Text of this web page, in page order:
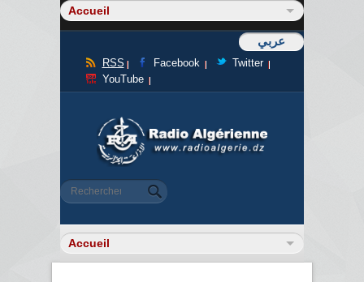
عربي
RSS Facebook
Twitter
YouTube
Formulaire de recherche
Rechercher